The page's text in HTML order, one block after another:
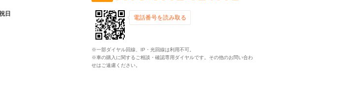
日
電話番号を読み取る
※一部ダイヤル回線、IP・光回線は利用不可。
※車の購入に関するご相談・確認専用ダイヤルです。その他のお問い合わ
せはご遠慮ください。